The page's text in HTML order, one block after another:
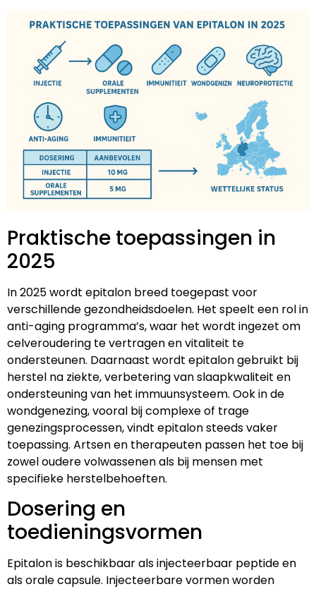
Praktische toepassingen in
2025
In 2025 wordt epitalon breed toegepast voor
verschillende gezondheidsdoelen. Het speelt een rol in
anti-aging programma’s, waar het wordt ingezet om
celveroudering te vertragen en vitaliteit te
ondersteunen. Daarnaast wordt epitalon gebruikt bij
herstel na ziekte, verbetering van slaapkwaliteit en
ondersteuning van het immuunsysteem. Ook in de
wondgenezing, vooral bij complexe of trage
genezingsprocessen, vindt epitalon steeds vaker
toepassing. Artsen en therapeuten passen het toe bij
zowel oudere volwassenen als bij mensen met
specifieke herstelbehoeften.
Dosering en
toedieningsvormen
Epitalon is beschikbaar als injecteerbaar peptide en
als orale capsule. Injecteerbare vormen worden